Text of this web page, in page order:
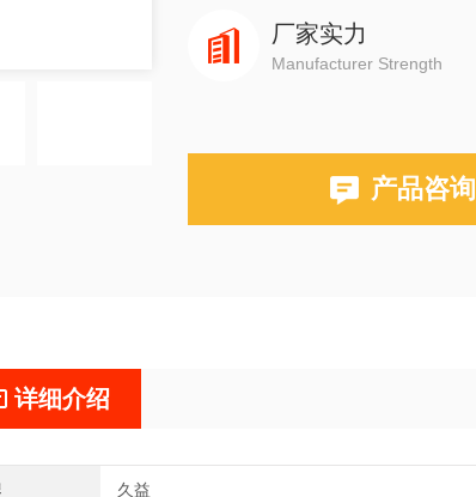
厂家实力
Manufacturer Strength
产品咨询
详细介绍
久益